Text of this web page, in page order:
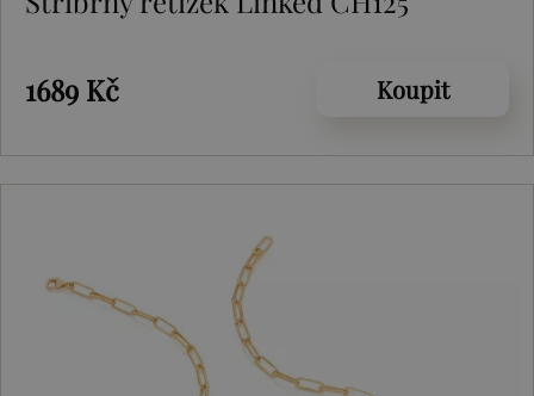
1689 Kč Koupit